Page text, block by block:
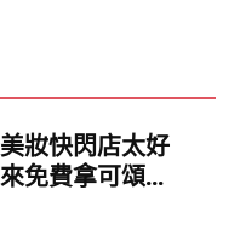
妝快閃店太好
免費拿可頌...